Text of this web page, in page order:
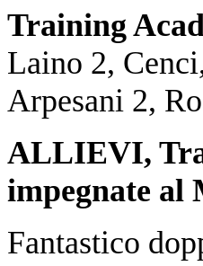
Training
Laino 2,
Arpesani 2,
ALLIEVI,
impegnate al
Fantastico